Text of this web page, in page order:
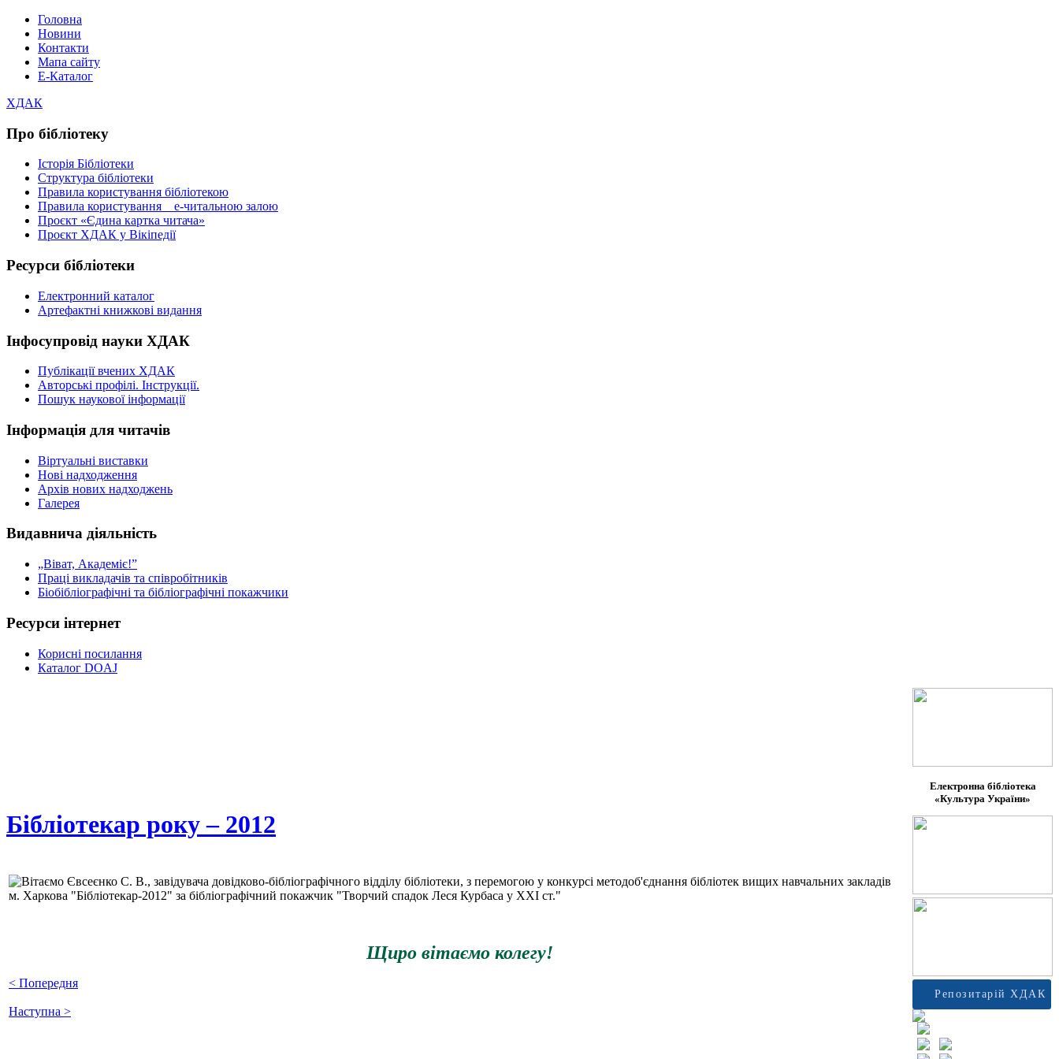
Головна
Новини
Контакти
Мапа сайту
Е-Каталог
ХДАК
Про бібліотеку
Історія Бібліотеки
Структура бібліотеки
Правила користування бібліотекою
Правила користування е-читальною залою
Проєкт «Єдина картка читача»
Проєкт ХДАК у Вікіпедії
Ресурси бібліотеки
Електронний каталог
Артефактні книжкові видання
Інфосупровід науки ХДАК
Публікації вчених ХДАК
Авторські профілі. Інструкції.
Пошук наукової інформації
Інформація для читачів
Віртуальні виставки
Нові надходження
Архів нових надходжень
Галерея
Видавнича діяльність
„Віват, Академіє!”
Праці викладачів та співробітників
Біобібліографічні та бібліографічні покажчики
Ресурси інтернет
Корисні посилання
Каталог DOAJ
Бібліотекар року – 2012
Вітаємо Євсеєнко С. В., завідувача довідково-бібліографічного відділу бібліотеки, з перемогою у конкурсі методоб'єднання бібліотек вищих навчальних закладів
м. Харкова "Бібліотекар-2012" за бібліографічний покажчик "Творчий спадок Леся Курбаса у ХХІ ст."
Щиро вітаємо колегу!
< Попередня
Наступна >
Електронна бібліотека
«Культура України»
Репозитарій ХДАК